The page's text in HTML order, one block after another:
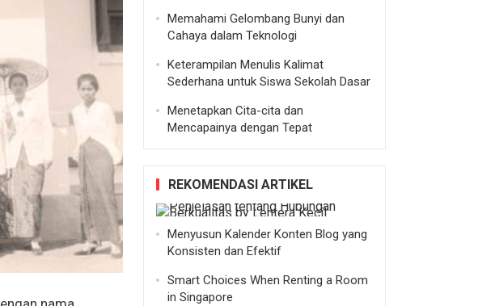
Memahami Gelombang Bunyi dan
Cahaya dalam Teknologi
Keterampilan Menulis Kalimat
Sederhana untuk Siswa Sekolah Dasar
Menetapkan Cita-cita dan
Mencapainya dengan Tepat
REKOMENDASI ARTIKEL
Menyusun Kalender Konten Blog yang
Konsisten dan Efektif
Smart Choices When Renting a Room
in Singapore